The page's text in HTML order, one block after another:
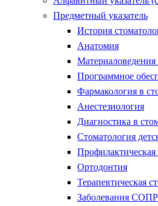
Предметный указатель
История
Анатомия
Материаловедения
Программное
Фармакология в
Анестезиология
Диагностика в
Стоматология
Профилактическая
Ортодонтия
Терапевтическая
Заболевания СОПР